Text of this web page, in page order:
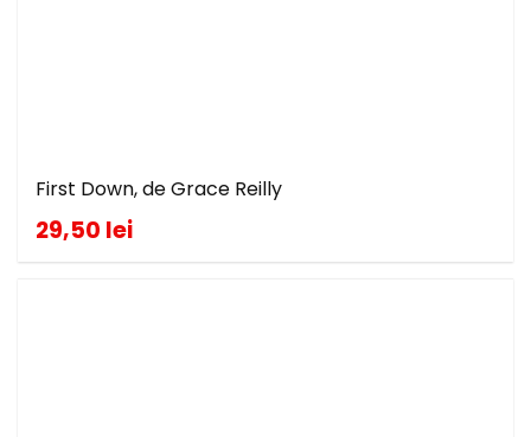
First Down, de Grace Reilly
29,50 lei